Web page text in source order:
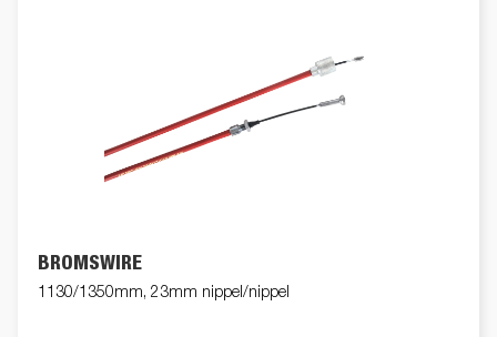
BROMSWIRE
1130/1350mm, 23mm nippel/nippel